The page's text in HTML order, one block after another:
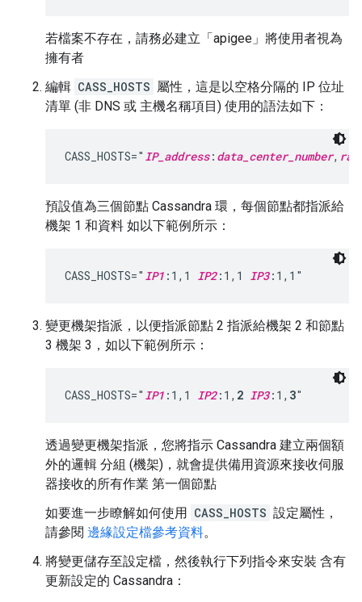
若檔案不存在，請務必建立「apigee」將使用者視為
擁有者
編輯 CASS_HOSTS 屬性，這是以空格分隔的 IP 位址
清單 (非 DNS 或 主機名稱項目) 使用的語法如下：
CASS_HOSTS=" IP_address: data_center_number,
預設值為三個節點 Cassandra 環，每個節點都指派給
機架 1 和資料 如以下範例所示：
CASS_HOSTS=" IP1 :1,1 IP2:1,1 IP3:1,1"
變更機架指派，以便指派節點 2 指派給機架 2 和節點
3 機架 3，如以下範例所示：
CASS_HOSTS=" IP1 :1,1 IP2:1, 2 IP3:1, 3"
透過變更機架指派，您將指示 Cassandra 建立兩個額
外的邏輯 分組 (機架)，就會提供備用資源來接收伺服
器接收的所有作業 第一個節點
如要進一步瞭解如何使用 CASS_HOSTS 設定屬性，
請參閱 邊緣設定檔參考資料。
將變更儲存至設定檔，然後執行下列指令來安裝 含有
更新設定的 Cassandra：